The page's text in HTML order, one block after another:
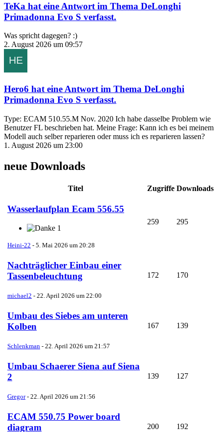
TeKa hat eine Antwort im Thema DeLonghi
Primadonna Evo S verfasst.
Was spricht dagegen? :)
2. August 2026 um 09:57
Hero6 hat eine Antwort im Thema DeLonghi
Primadonna Evo S verfasst.
Type: ECAM 510.55.M Nov. 2020 Ich habe dasselbe Problem wie
Benutzer FL beschrieben hat. Meine Frage: Kann ich es bei meinem
Modell auch selber reparieren oder muss ich es reparieren lassen?
1. August 2026 um 23:00
neue Downloads
Titel Zugriffe Downloads
Wasserlaufplan Ecam 556.55
1
Heini-22 - 5. Mai 2026 um 20:28
259 295
Nachträglicher Einbau einer
Tassenbeleuchtung
michael2 - 22. April 2026 um 22:00
172 170
Umbau des Siebes am unteren
Kolben
Schlenkman - 22. April 2026 um 21:57
167 139
Umbau Schaerer Siena auf Siena
2
Gregor- 22. April 2026 um 21:56
139 127
ECAM 550.75 Power board
diagram
200 192